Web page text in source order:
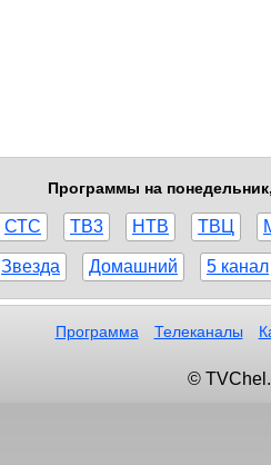
Программы на
СТС ТВ3 НТВ ТВЦ
Звезда Домашний 5 канал
Программа Телеканалы
©